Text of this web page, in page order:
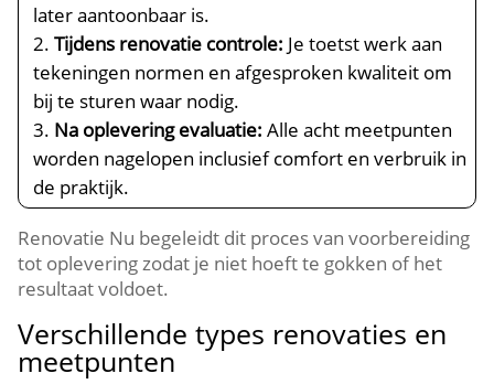
later aantoonbaar is.​
Tijdens renovatie controle: Je toetst werk aan
tekeningen normen en afgesproken kwaliteit om
bij te sturen waar nodig.​
Na oplevering evaluatie: Alle acht meetpunten
worden nagelopen inclusief comfort en verbruik in
de praktijk.​
Renovatie Nu begeleidt dit proces van voorbereiding
tot oplevering zodat je niet hoeft te gokken of het
resultaat voldoet.​
Verschillende types renovaties en
meetpunten